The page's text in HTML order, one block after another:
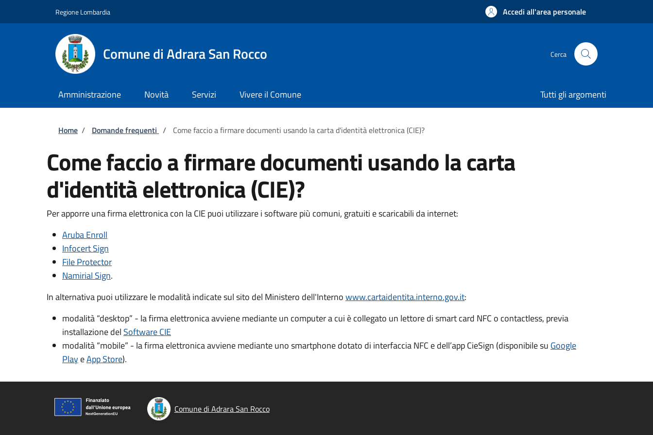
Regione Lombardia Accedi all'area personale
Comune di Adrara San Rocco Cerca
Amministrazione Novità Servizi Vivere il Comune Tutti gli argomenti
Briciole di pane
Home / Domande frequenti / Come faccio a firmare documenti usando la carta d'identità elettronica (CIE)?
Come faccio a firmare documenti usando la carta
d'identità elettronica (CIE)?
Per apporre una firma elettronica con la CIE puoi utilizzare i software più comuni, gratuiti e scaricabili da internet:
Aruba Enroll
Infocert Sign
File Protector
Namirial Sign.
In alternativa puoi utilizzare le modalità indicate sul sito del Ministero dell'Internowww.cartaidentita.interno.gov.it:
modalità “desktop” - la firma elettronica avviene mediante un computer a cui è collegato un lettore di smart card NFC o contactless, previa
installazione del Software CIE
modalità “mobile” - la firma elettronica avviene mediante uno smartphone dotato di interfaccia NFC e dell’app CieSign (disponibile su Google
PlayeApp Store).
Comune di Adrara San Rocco